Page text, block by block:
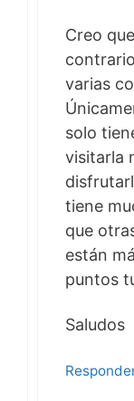
Creo
varias
solo
visitarla
tiene
que
están
puntos
Saludos